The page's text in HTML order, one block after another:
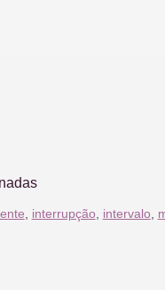
interrupção, intervalo,